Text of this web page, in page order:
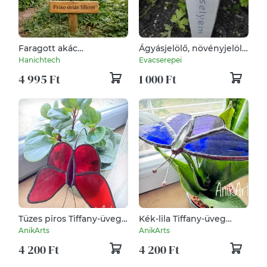
Faragott akác
növénytábla – botanikus
Hanichtech
4 995 Ft
Ágyásjelölő, növényjelölő
táblácska
Evacserepei
1 000 Ft
Tüzes piros Tiffany-üveg
pillangó
AnikArts
4 200 Ft
Kék-lila Tiffany-üveg
pillangó
AnikArts
4 200 Ft